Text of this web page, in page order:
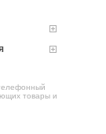
товары и